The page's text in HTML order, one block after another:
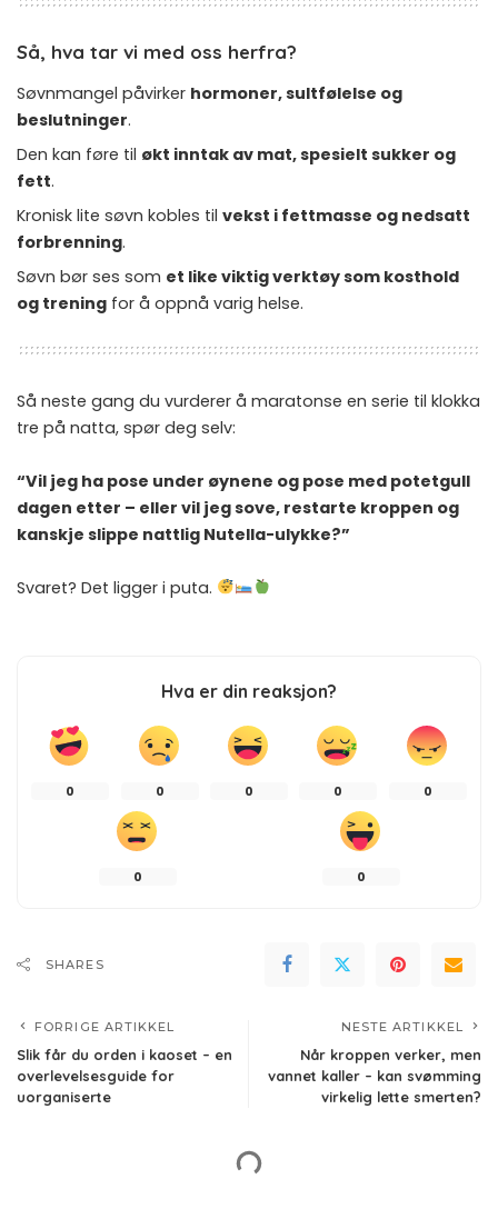
Så, hva tar vi med oss herfra?
Søvnmangel påvirker hormoner, sultfølelse og
beslutninger.
Den kan føre til økt inntak av mat, spesielt sukker og
fett.
Kronisk lite søvn kobles til vekst i fettmasse og nedsatt
forbrenning.
Søvn bør ses som et like viktig verktøy som kosthold
og trening for å oppnå varig helse.
Så neste gang du vurderer å maratonse en serie til klokka
tre på natta, spør deg selv:
“Vil jeg ha pose under øynene og pose med potetgull
dagen etter – eller vil jeg sove, restarte kroppen og
kanskje slippe nattlig Nutella-ulykke?”
Svaret? Det ligger i puta.
Hva er din reaksjon?
0 0 0 0 0
0 0
SHARES
FORRIGE ARTIKKEL
Slik får du orden i kaoset – en
overlevelsesguide for
uorganiserte
NESTE ARTIKKEL
Når kroppen verker, men
vannet kaller – kan svømming
virkelig lette smerten?